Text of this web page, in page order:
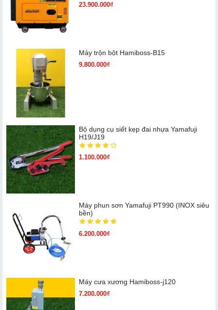
23.900.000₫
Máy trộn bột Hamiboss-B15
9.800.000₫
Bộ dụng cụ siết kẹp đai nhựa Yamafuji
H19/J19
1.100.000₫
Máy phun sơn Yamafuji PT990 (INOX siêu
bền)
6.200.000₫
Máy cưa xương Hamiboss-j120
7.200.000₫